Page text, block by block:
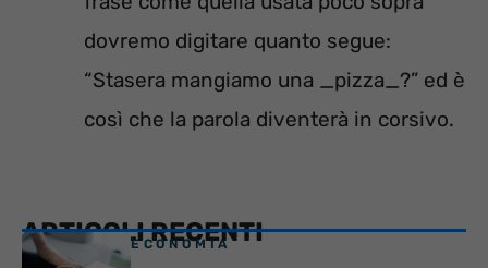
dovremo digitare quanto segue:
“Stasera mangiamo una _pizza_?” ed è
così che la parola diventerà in corsivo.
ARTICOLI RECENTI
ECONOMIA